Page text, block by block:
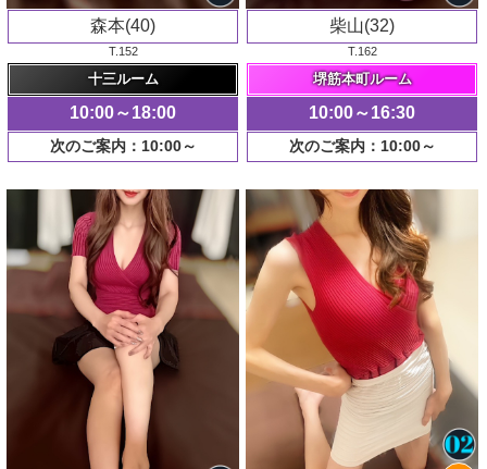
森本(40)
T.152
十三ルーム
10:00～18:00
次のご案内：10:00～
柴山(32)
T.162
堺筋本町ルーム
10:00～16:30
次のご案内：10:00～